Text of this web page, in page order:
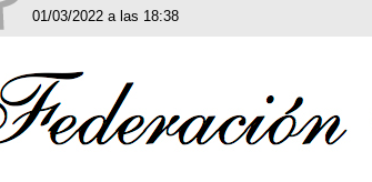
01/03/2022 a las 18:38